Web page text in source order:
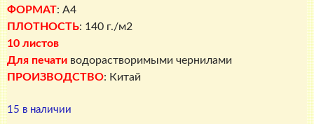
ФОРМАТ: A4
ПЛОТНОСТЬ: 140 г./м2
10 листов
Для печати водорастворимыми чернилами
ПРОИЗВОДСТВО: Китай
15 в наличии